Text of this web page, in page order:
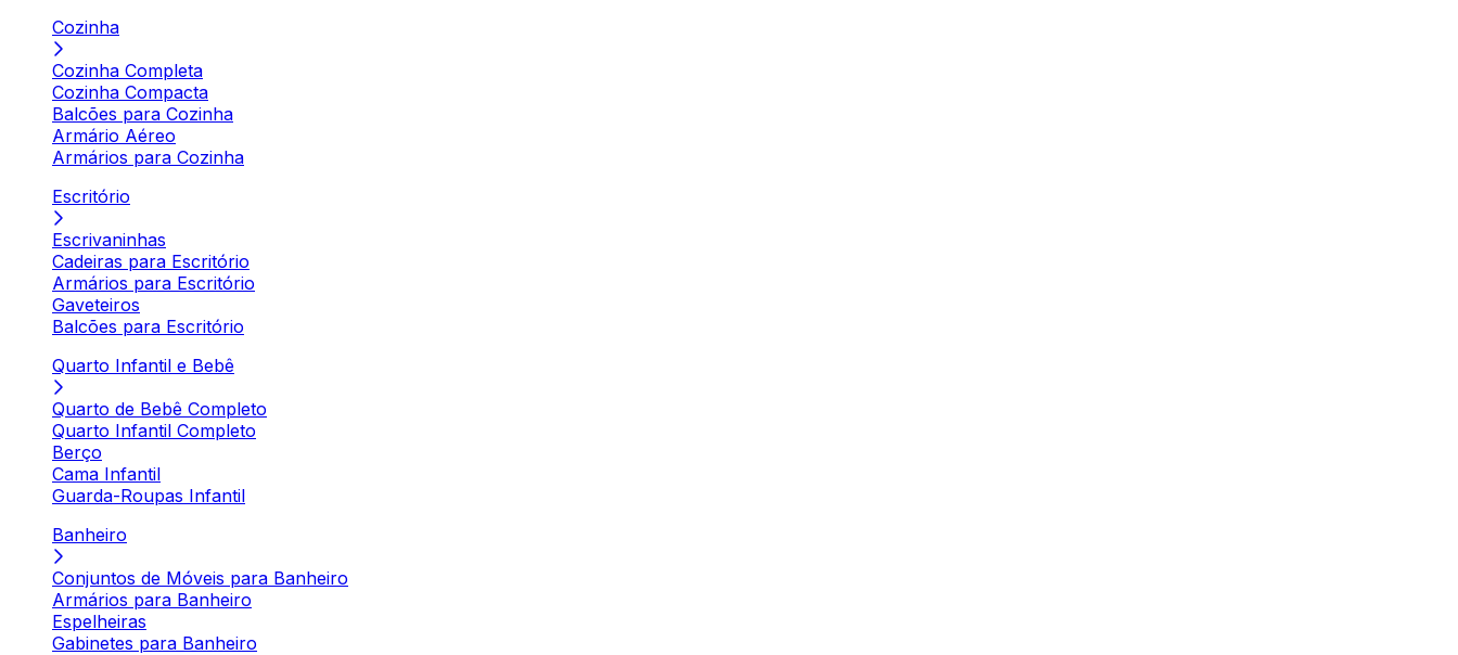
Cozinha
Cozinha Completa
Cozinha Compacta
Balcões para Cozinha
Armário Aéreo
Armários para Cozinha
Escritório
Escrivaninhas
Cadeiras para Escritório
Armários para Escritório
Gaveteiros
Balcões para Escritório
Quarto Infantil e Bebê
Quarto de Bebê Completo
Quarto Infantil Completo
Berço
Cama Infantil
Guarda-Roupas Infantil
Banheiro
Conjuntos de Móveis para Banheiro
Armários para Banheiro
Espelheiras
Gabinetes para Banheiro